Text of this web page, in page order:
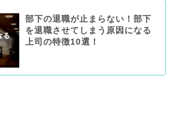
部下の退職が止まらない！部下
を退職させてしまう原因になる
上司の特徴10選！